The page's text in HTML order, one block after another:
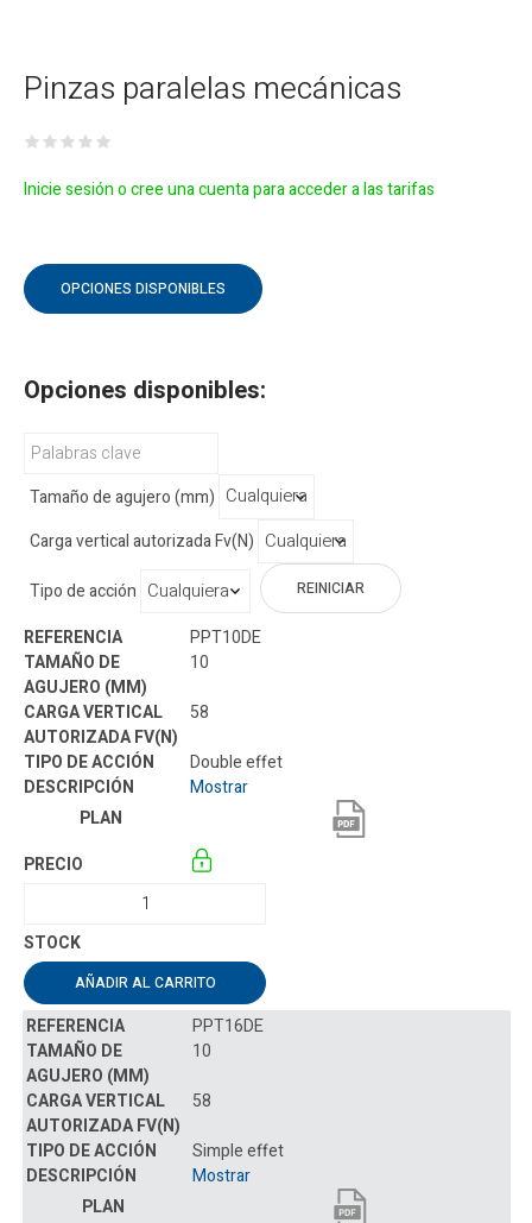
Pinzas paralelas mecánicas
Inicie sesión o cree una cuenta para acceder a las tarifas
OPCIONES DISPONIBLES
Opciones disponibles:
Tamaño de agujero (mm)
Carga vertical autorizada Fv(N)
Tipo de acción
REINICIAR
PPT10DE
10
58
Double effet
Mostrar
AÑADIR AL CARRITO
PPT16DE
10
58
Simple effet
Mostrar